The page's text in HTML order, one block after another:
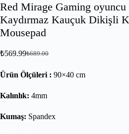
Red Mirage Gaming oyuncu
Kaydırmaz Kauçuk Dikişli
Mousepad
₺689.00
₺569.99
Ürün Ölçüleri : 90×40 cm
Kalınlık: 4mm
Kumaş: Spandex